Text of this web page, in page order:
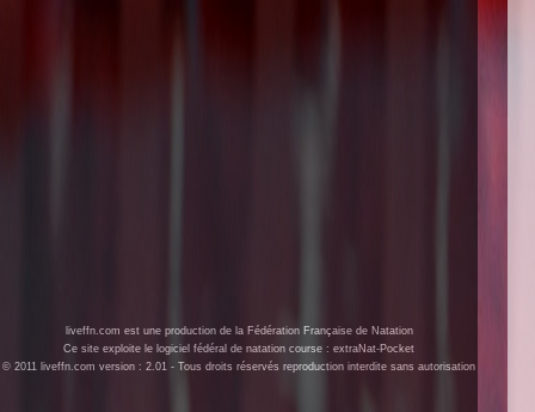
liveffn.com est une production de la Fédération Française de Natation
Ce site exploite le logiciel fédéral de natation course : extraNat-Pocket
© 2011 liveffn.com version : 2.01 - Tous droits réservés reproduction interdite sans autorisation